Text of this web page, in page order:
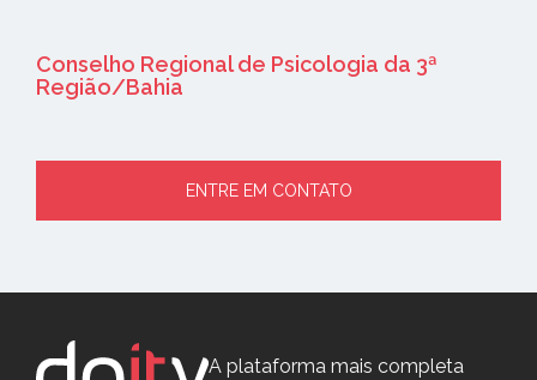
Conselho Regional de Psicologia da 3ª
Região/Bahia
ENTRE EM CONTATO
A plataforma mais completa